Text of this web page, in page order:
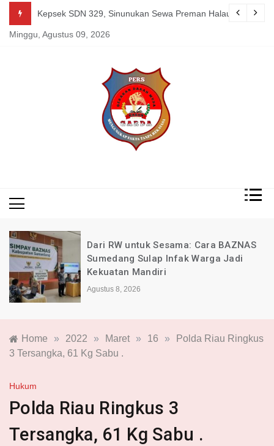
content
Tetap Berkarya dan Mandiri Agustus 07, 2026
Kepsek SDN 329, Sinunukan Sewa Preman Halau LSM
Minggu, Agustus 09, 2026
Dari RW untuk Sesama: Cara BAZNAS
Sumedang Sulap Infak Warga Jadi
Kekuatan Mandiri
Agustus 8, 2026
Home » 2022 » Maret » 16 »
Polda Riau Ringkus
3 Tersangka, 61 Kg Sabu .
Hukum
Polda Riau Ringkus 3
Tersangka, 61 Kg Sabu .